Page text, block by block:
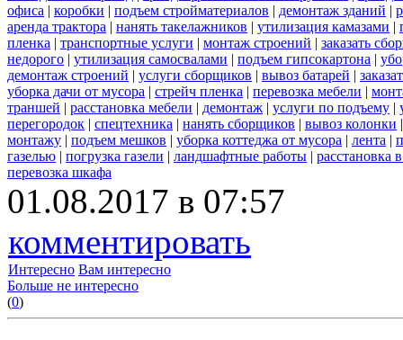
офиса | коробки | подъем стройматериалов | демонтаж зданий |
аренда трактора | нанять такелажников | утилизация камазами |
пленка | транспортные услуги | монтаж строений | заказать
недорого | утилизация самосвалами | подъем гипсокартона |
демонтаж строений | услуги сборщиков | вывоз батарей |
уборка дачи от мусора | стрейч пленка | перевозка мебели |
траншей | расстановка мебели | демонтаж | услуги по подъему |
перегородок | спецтехника | нанять сборщиков | вывоз колонки
монтажу | подъем мешков | уборка коттеджа от мусора | лента |
газелью | погрузка газели | ландшафтные работы | расстановка
перевозка шкафа
01.08.2017 в 07:57
комментировать
Интересно Вам интересно
Больше не интересно
(0)